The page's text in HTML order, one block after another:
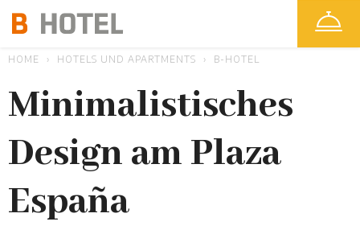
HOME HOTELS UND APARTMENTS B-HOTEL
Minimalistisches
Design am Plaza
España